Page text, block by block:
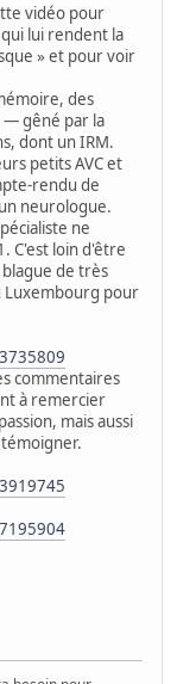
vidéo pour
lui rendent la
» et pour voir
des
— gêné par la
dont un IRM.
petits AVC et
rendu de
neurologue.
ne
C'est loin d'être
blague de très
Luxembourg pour
commentaires
à remercier
mais aussi